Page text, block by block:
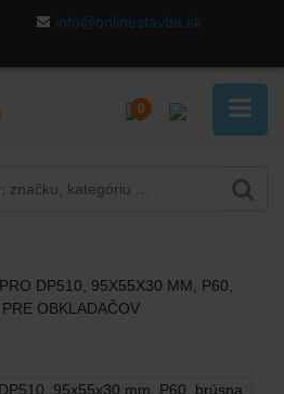
info@onlinestavba.sk
0
DP510, 95X55X30 MM, P60,
OBKLADAČOV